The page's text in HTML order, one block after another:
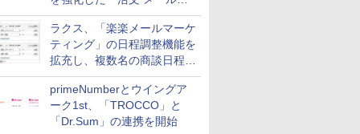
送信防止アドインサービス」
を提供
ラクス、「楽楽メールマーケ
ティング」の日程調整機能を
拡充し、複数名の商談日程調
整を効率化
primeNumberとウイングア
ーク1st、「TROCCO」と
「Dr.Sum」の連携を開始